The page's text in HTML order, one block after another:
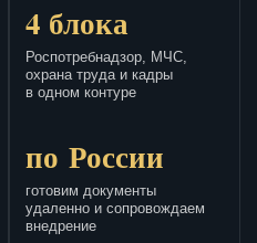
4 блока
Роспотребнадзор, МЧС,
охрана труда и кадры
в одном контуре
по России
готовим документы
удаленно и сопровождаем
внедрение